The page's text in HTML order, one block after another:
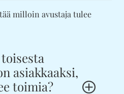
milloin avustaja tulee
asiakkaaksi,
toimia?